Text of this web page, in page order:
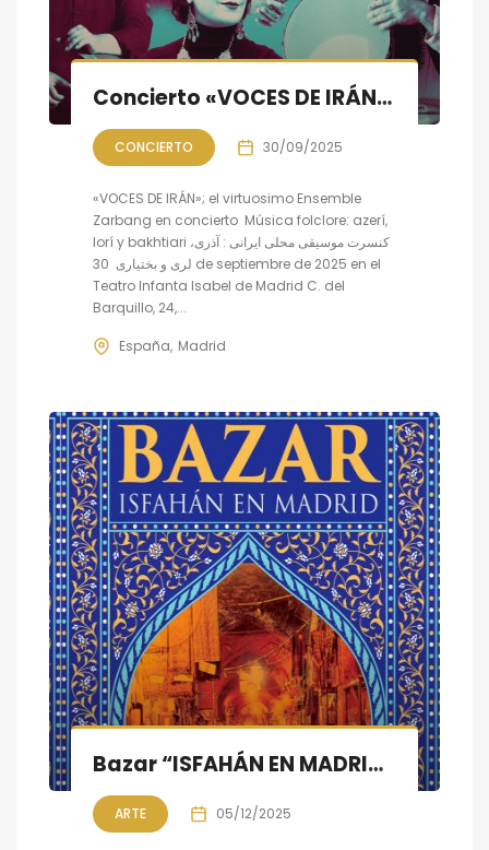
Concierto «VOCES DE IRÁN»: música folclore azerí, lorí y bakhtiari
CONCIERTO 30/09/2025
«VOCES DE IRÁN»; el virtuosimo Ensemble
Zarbang en concierto Música folclore: azerí,
lorí y bakhtiari کنسرت موسیقی محلی ایرانی : آذری،
لری و بختیاری 30 de septiembre de 2025 en el
Teatro Infanta Isabel de Madrid C. del
Barquillo, 24,...
España Madrid
Bazar “ISFAHÁN EN MADRID”, XVII Edición, 5 al 15 de diciembre
ARTE 05/12/2025